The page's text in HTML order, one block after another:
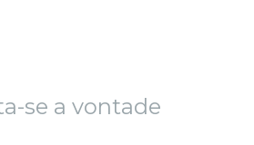
se a vontade